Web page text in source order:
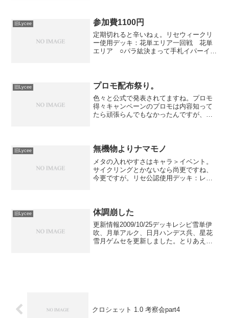
使いまわします。で、そ...
旧Lycee 参加費1100円
定期切れると辛いねぇ。リセウィークリ
ー使用デッキ：花単エリア一回戦 花単
エリア ○パラ紘決まって手札イパーイの
離で＾＾相手：小茉莉アタ...
旧Lycee プロモ配布祭り。
色々と公式で発表されてますね。プロモ
得々キャンペーンのプロモは内容知って
たら頑張らんでもなかったんですが、内
戦 花日取材 ○須...
旧Lycee 無機物よりナマモノ
メタの入れやすさはキャラ＞イベント。
サイクリングとかないなら尚更ですね、
今更ですが。リセ公認使用デッキ：レイ
る。対応時空転移言える...
旧Lycee 体調崩した
更新情報2009/10/25デッキレシピ雪単伊
吹、月単アルク、日月ハンデス呉、星花
雪月ゲムセを更新しました。とりあえず
クロシェット 1.0 考察会part4